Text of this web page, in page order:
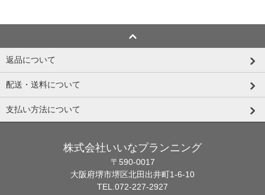
返品について
配送・送料について
支払い方法について
株式会社いいなプランニング
〒590-0017
大阪府堺市堺区北田出井町1-6-10
TEL.072-227-2927